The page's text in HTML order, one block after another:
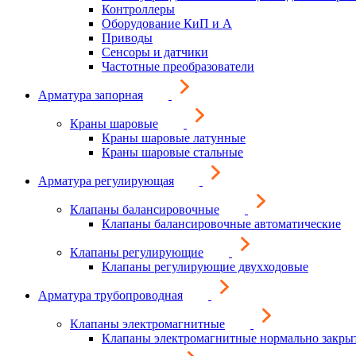
Контроллеры
Оборудование КиП и А
Приводы
Сенсоры и датчики
Частотные преобразователи
Арматура запорная
Краны шаровые
Краны шаровые латунные
Краны шаровые стальные
Арматура регулирующая
Клапаны балансировочные
Клапаны балансировочные автоматические
Клапаны регулирующие
Клапаны регулирующие двухходовые
Арматура трубопроводная
Клапаны электромагнитные
Клапаны электромагнитные нормально